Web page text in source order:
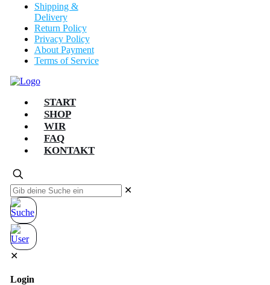
Shipping &
Delivery
Return Policy
Privacy Policy
About Payment
Terms of Service
START
SHOP
WIR
FAQ
KONTAKT
✕
✕
Login